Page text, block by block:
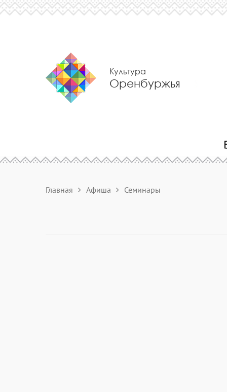
Культура
Оренбуржья
Главная Афиша Семинары